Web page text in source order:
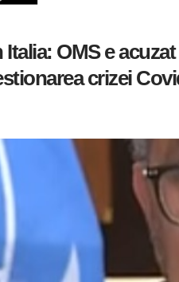
OMS e
crizei